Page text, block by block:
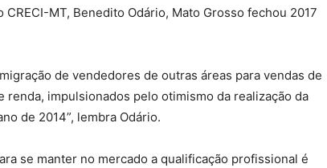
MT, Benedito Odário, Mato Grosso fechou 2017
de vendedores de outras áreas para vendas de
impulsionados pelo otimismo da realização da
de 2014”, lembra Odário.
se manter no mercado a qualificação profissional é